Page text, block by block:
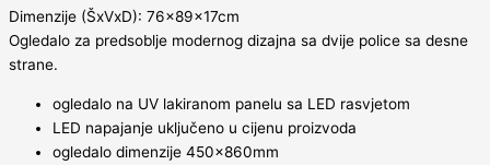
Dimenzije (ŠxVxD): 76x89x17cm
Ogledalo za predsoblje modernog dizajna sa dvije police sa desne
strane.
ogledalo na UV lakiranom panelu sa LED rasvjetom
LED napajanje uključeno u cijenu proizvoda
ogledalo dimenzije 450x860mm